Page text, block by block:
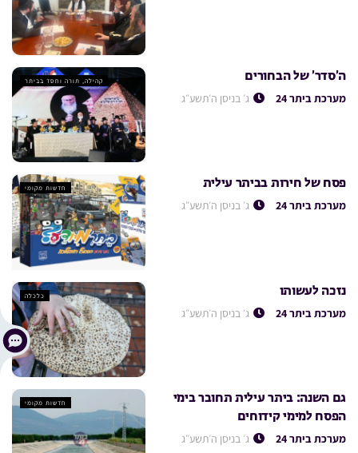
קהילה, תורה וחסד בביתר ה’סדר’ של הבחורים
מערכת ביתר 24 ג׳ בניסן ה׳תשע״ג
חדשות מקומי פסח של חירות בביתר עילית
מערכת ביתר 24 ג׳ בניסן ה׳תשע״ג
כלכלה נזכה לעשותו
מערכת ביתר 24 ג׳ בניסן ה׳תשע״ג
חדשות מקומי
גם השנה: ביתר עילית תחובר בימי
הפסח למימי קידוחים
מערכת ביתר 24 ג׳ בניסן ה׳תשע״ג